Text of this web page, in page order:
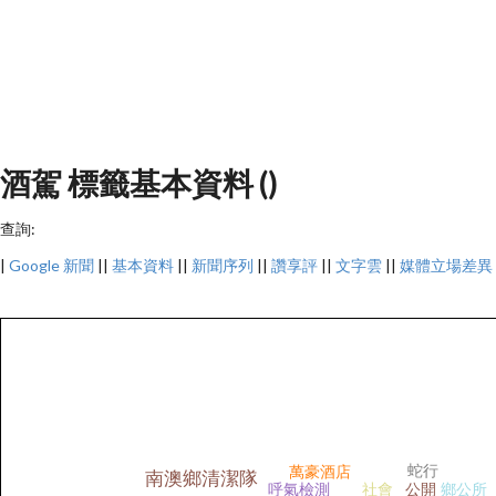
酒駕 標籤基本資料 ()
查詢:
| Google 新聞 || 基本資料 || 新聞序列 || 讚享評 || 文字雲 || 媒體立場差異
南澳鄉清潔隊
呼氣檢測 社會
萬豪酒店
公開
蛇行
鄉公所